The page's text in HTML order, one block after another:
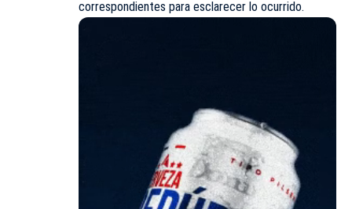
correspondientes para esclarecer lo ocurrido.